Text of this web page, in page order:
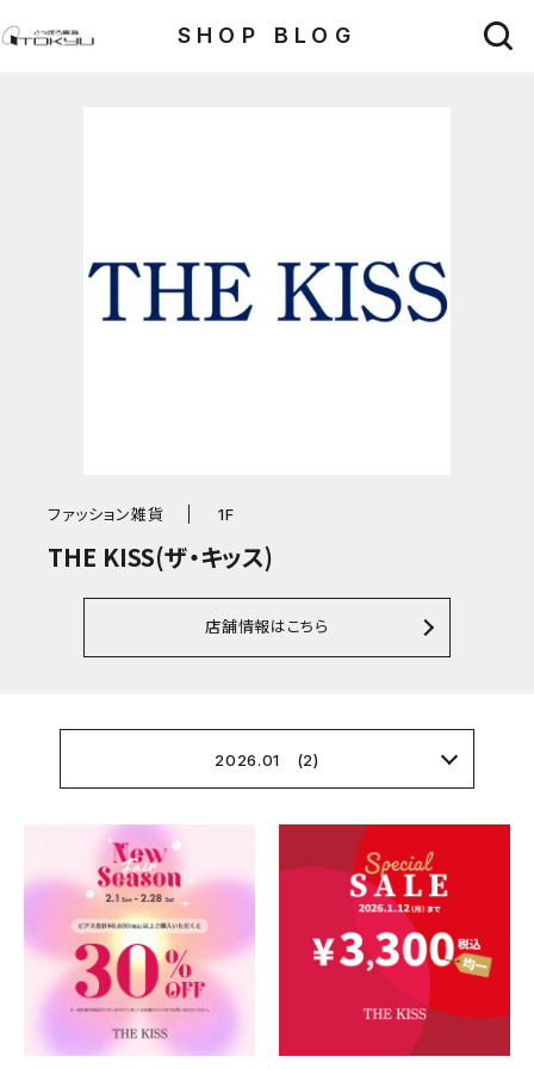
SHOP BLOG
ファッション雑貨 1F
THE KISS(ザ・キッス)
店舗情報はこちら
2026.01 (2)